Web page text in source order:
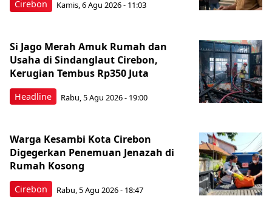
Cirebon Kamis, 6 Agu 2026 - 11:03
Headline
Si Jago Merah Amuk Rumah dan
Usaha di Sindanglaut Cirebon,
Kerugian Tembus Rp350 Juta
Rabu, 5 Agu 2026 - 19:00
Cirebon
Warga Kesambi Kota Cirebon
Digegerkan Penemuan Jenazah di
Rumah Kosong
Rabu, 5 Agu 2026 - 18:47